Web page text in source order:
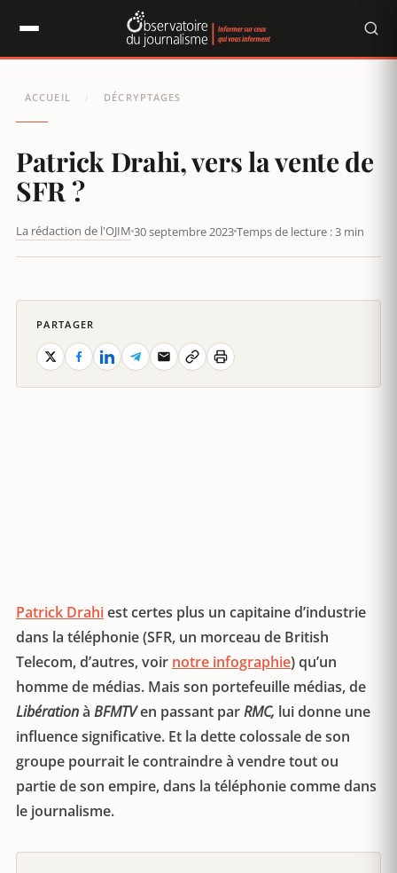
ACCUEIL / DÉCRYPTAGES
Patrick Drahi, vers la vente de
SFR ?
La rédaction de l'OJIM 30 septembre 2023Temps de lecture : 3 min
Patrick Drahiest certes plus un capitaine d’industrie
dans la téléphonie (SFR, un morceau de British
Telecom, d’autres, voir notre infographie) qu’un
homme de médias. Mais son portefeuille médias, de
Libérationà BFMTVen passant parRMC, lui donne une
influence significative. Et la dette colossale de son
groupe pourrait le contraindre à vendre tout ou
partie de son empire, dans la téléphonie comme dans
le journalisme.
PARTAGER
Panneau de gestion des cookies